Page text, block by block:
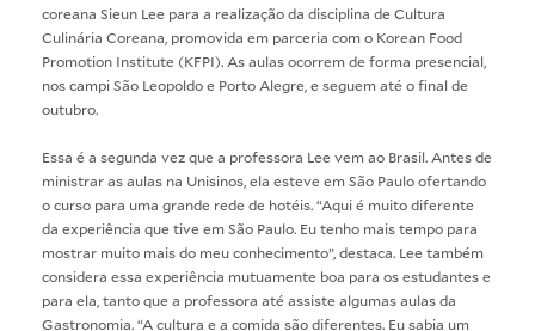
coreana Sieun Lee para a realização da disciplina de Cultura
Culinária Coreana, promovida em parceria com o Korean Food
Promotion Institute (KFPI). As aulas ocorrem de forma presencial,
nos campi São Leopoldo e Porto Alegre, e seguem até o final de
outubro.
Essa é a segunda vez que a professora Lee vem ao Brasil. Antes de
ministrar as aulas na Unisinos, ela esteve em São Paulo ofertando
o curso para uma grande rede de hotéis. “Aqui é muito diferente
da experiência que tive em São Paulo. Eu tenho mais tempo para
mostrar muito mais do meu conhecimento”, destaca. Lee também
considera essa experiência mutuamente boa para os estudantes e
para ela, tanto que a professora até assiste algumas aulas da
Gastronomia. “A cultura e a comida são diferentes. Eu sabia um